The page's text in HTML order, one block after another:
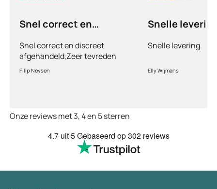
Snel correct en
Snel correct en discreet
afgehandeld,Zeer tevreden
met de service en patiënt
vriendelijkheid.Vermoedelijk
Filip Neysen
Snelle
Snelle levering.
Elly Wijmans
Onze reviews met 3, 4 en 5 sterren
4.7uit 5Gebaseerd op302 reviews